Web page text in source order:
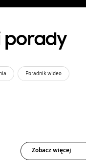
porady
Poradnik wideo
Zobacz więcej